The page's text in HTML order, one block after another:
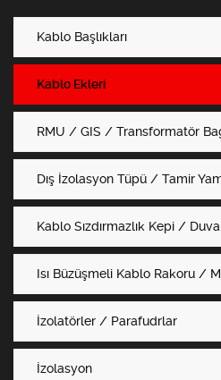
Kablo Başlıkları
Kablo Ekleri
RMU / GIS / Transformatör
Dış İzolasyon Tüpü / Tamir
Kablo Sızdırmazlık Kepi /
Isı Büzüşmeli Kablo Rakoru /
İzolatörler / Parafudrlar
İzolasyon